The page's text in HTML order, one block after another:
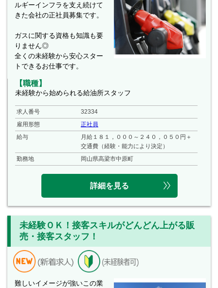
ルギーインフラを支え続けて
きた会社の正社員募集です。
ガスに関する資格も知識も要
りません◎
全くの未経験から安心スター
トできるお仕事です。
【職種】
未経験から始められる給油所スタッフ
求人番号
32334
雇用形態
正社員
給与
月給１８１，０００～２４０，０５０円＋
交通費（経験・能力により決定）
勤務地
岡山県高梁市中原町
詳細を見る
未経験ＯＫ！接客スキルがどんどん上がる販
売・接客スタッフ！
難しいイメージが強いこの業